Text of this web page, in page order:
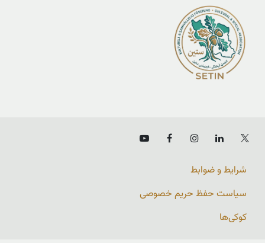
شرایط و ضوابط
سیاست حفظ حریم خصوصی
کوکی‌ها